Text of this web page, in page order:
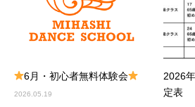
6月・初心者無料体験会
2026.05.19
2026
定表